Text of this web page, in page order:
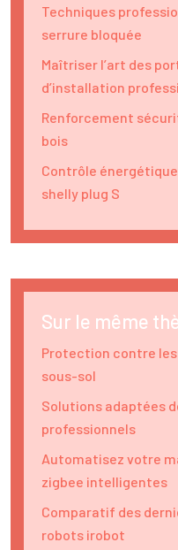
Techniques
serrure bloquée
Maîtriser l’art des
d’installation
Renforcement
bois
Contrôle
shelly plug S
Sur le même
Protection contre
sous-sol
Solutions adaptées
professionnels
Automatisez votre
zigbee intelligentes
Comparatif des
robots irobot